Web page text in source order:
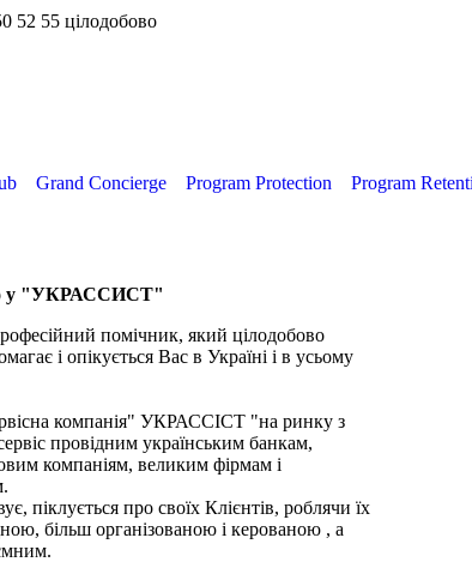
52 55цілодобово
Grand Concierge Program Protection Program
у "УКРАССИСТ"
помічник, який цілодобово
і опікується Вас в Україні і в усьому
компанія" УКРАССІСТ "на ринку з
провідним українським банкам,
компаніям, великим фірмам і
піклується про своїх Клієнтів, роблячи їх
більш організованою і керованою , а